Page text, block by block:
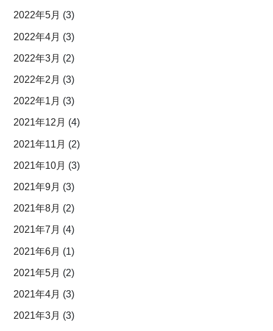
2022年5月 (3)
2022年4月 (3)
2022年3月 (2)
2022年2月 (3)
2022年1月 (3)
2021年12月 (4)
2021年11月 (2)
2021年10月 (3)
2021年9月 (3)
2021年8月 (2)
2021年7月 (4)
2021年6月 (1)
2021年5月 (2)
2021年4月 (3)
2021年3月 (3)